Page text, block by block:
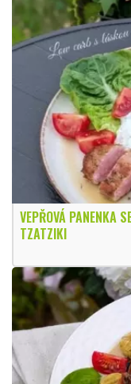
VEPŘOVÁ PANENKA
TZATZIKI